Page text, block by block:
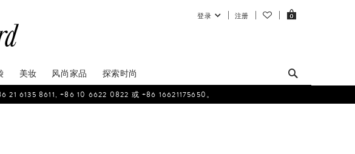
登录 注册 0
美妆 风尚家品 探索时尚
6135 8611, +86 10 6622 0822 或 +86 16621175650。